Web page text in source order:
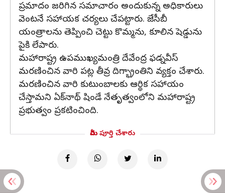
ప్రమాదం జరిగిన సమాచారం అందుకున్న అధికారులు
వెంటనే సహాయక చర్యలు చేపట్టారు. జేసీబీ
యంత్రాలను తెప్పించి చెట్టు కొమ్మను, కూలిన షెడ్డును
పైకి లేపారు.
మహారాష్ట్ర ఉపముఖ్యమంత్రి దేవేంద్ర ఫడ్నవీస్
మరణించిన వారి పట్ల తీవ్ర దిగ్భ్రాంతిని వ్యక్తం చేశారు.
మరణించిన వారి కుటుంబాలకు ఆర్థిక సహాయం
చేస్తామని ఏక్‌నాథ్ షిండే నేతృత్వంలోని మహారాష్ట్ర
ప్రభుత్వం ప్రకటించింది.
మీరు పూర్తి చేశారు